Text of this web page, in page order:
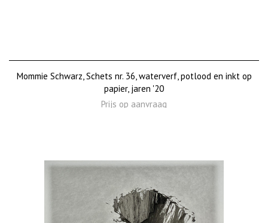
Mommie Schwarz, Schets nr. 36, waterverf, potlood en inkt op
papier, jaren '20
Prijs op aanvraag